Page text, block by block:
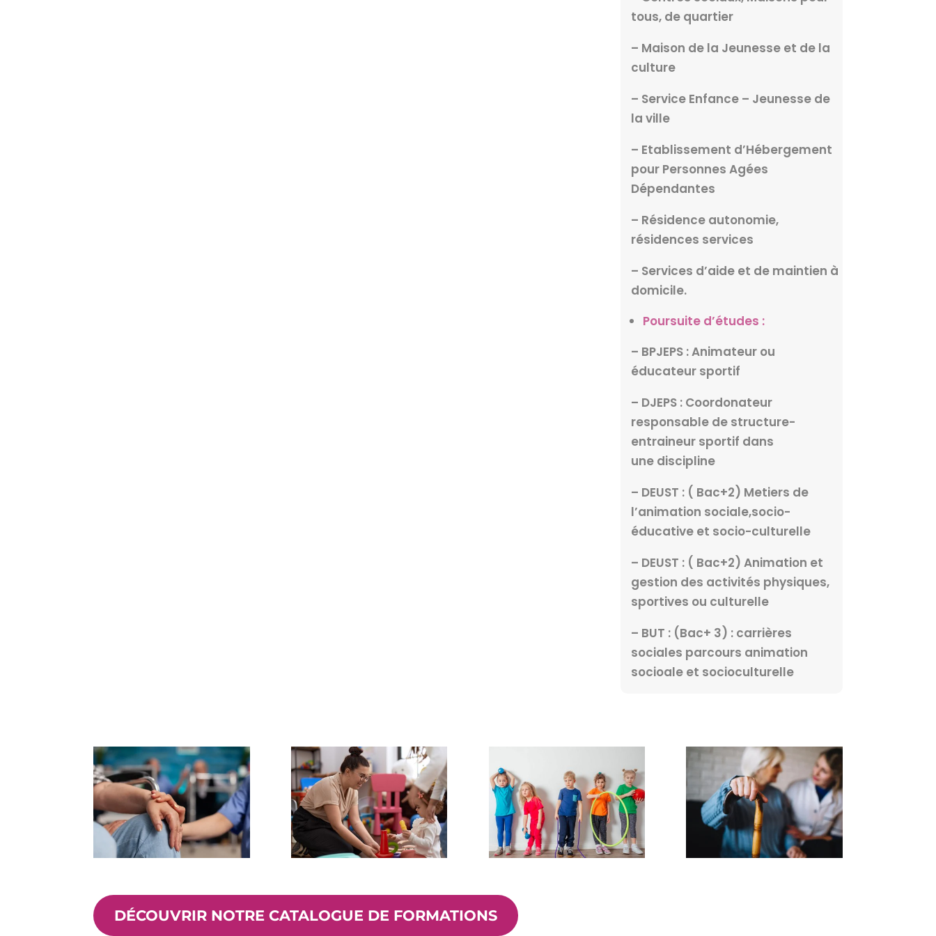
tous, de quartier
– Maison de la Jeunesse et de la
culture
– Service Enfance – Jeunesse de
la ville
– Etablissement d’Hébergement
pour Personnes Agées
Dépendantes
– Résidence autonomie,
résidences services
– Services d’aide et de maintien à
domicile.
Poursuite d’études :
– BPJEPS : Animateur ou
éducateur sportif
– DJEPS : Coordonateur
responsable de structure-
entraineur sportif dans
une discipline
– DEUST : ( Bac+2) Metiers de
l’animation sociale,socio-
éducative et socio-culturelle
– DEUST : ( Bac+2) Animation et
gestion des activités physiques,
sportives ou culturelle
– BUT : (Bac+ 3) : carrières
sociales parcours animation
socioale et socioculturelle
DÉCOUVRIR NOTRE CATALOGUE DE FORMATIONS
ADRESSE
10 rue du Pilat
42400 Saint-Chamond
Tél.04 77 22 03 03
Mail :contact@st-ennemond.fr
Mentions Légales
Tout droit réservé – 2023
Création : Good Day Communication